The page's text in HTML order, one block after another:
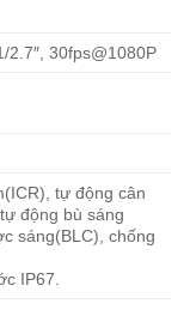
2.7″, 30fps@1080P
tự động cân
động bù sáng
sáng(BLC), chống
IP67.